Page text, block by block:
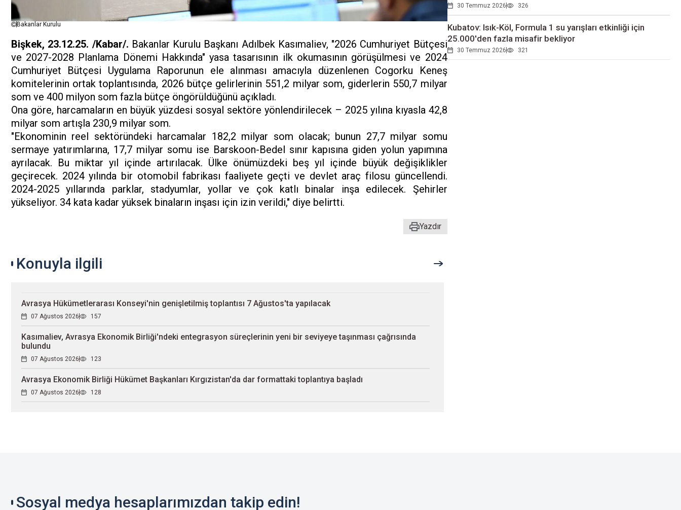
Bakanlar Kurulu
Bişkek, 23.12.25. /Kabar/. Bakanlar Kurulu Başkanı Adılbek Kasımaliev, "2026 Cumhuriyet Bütçesi
ve 2027-2028 Planlama Dönemi Hakkında" yasa tasarısının ilk okumasının görüşülmesi ve 2024
Cumhuriyet Bütçesi Uygulama Raporunun ele alınması amacıyla düzenlenen Cogorku Keneş
komitelerinin ortak toplantısında, 2026 bütçe gelirlerinin 551,2 milyar som, giderlerin 550,7 milyar
som ve 400 milyon som fazla bütçe öngörüldüğünü açıkladı.
Ona göre, harcamaların en büyük yüzdesi sosyal sektöre yönlendirilecek – 2025 yılına kıyasla 42,8
milyar som artışla 230,9 milyar som.
"Ekonominin reel sektöründeki harcamalar 182,2 milyar som olacak; bunun 27,7 milyar somu
sermaye yatırımlarına, 17,7 milyar somu ise Barskoon-Bedel sınır kapısına giden yolun yapımına
ayrılacak. Bu miktar yıl içinde artırılacak. Ülke önümüzdeki beş yıl içinde büyük değişiklikler
geçirecek. 2024 yılında bir otomobil fabrikası faaliyete geçti ve devlet araç filosu güncellendi.
2024-2025 yıllarında parklar, stadyumlar, yollar ve çok katlı binalar inşa edilecek. Şehirler
yükseliyor. 34 kata kadar yüksek binaların inşası için izin verildi," diye belirtti.
Yazdır
30 Temmuz 2026 326
Kubatov: Isık-Köl, Formula 1 su yarışları etkinliği için
25.000'den fazla misafir bekliyor
30 Temmuz 2026 321
Konuyla ilgili
Avrasya Hükümetlerarası Konseyi'nin genişletilmiş toplantısı 7 Ağustos'ta yapılacak
07 Ağustos 2026 157
Kasımaliev, Avrasya Ekonomik Birliği'ndeki entegrasyon süreçlerinin yeni bir seviyeye taşınması çağrısında
bulundu
07 Ağustos 2026 123
Avrasya Ekonomik Birliği Hükümet Başkanları Kırgızistan'da dar formattaki toplantıya başladı
07 Ağustos 2026 128
Sosyal medya hesaplarımızdan takip edin!